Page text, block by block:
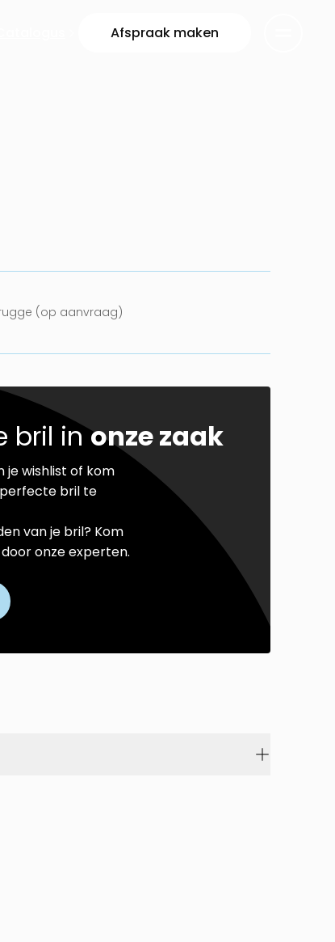
Afspraak maken
(op aanvraag)
bril inonze zaak
je wishlist of kom
bril te
van je bril? Kom
onze experten.